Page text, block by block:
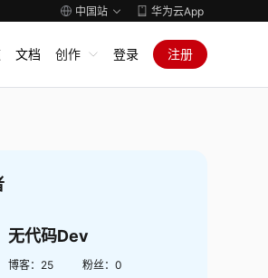
中国站 华为云App
文档 创作 登录 注册
无代码Dev
博客： 25 粉丝： 0